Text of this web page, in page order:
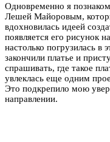
Одновременно я
Лешей Майоровым,
вдохновилась идеей
появляется его рисунок
настолько погрузилась в
закончили платье и
спрашивать, где такое
увлеклась еще одним
Это подкрепило мою
направлении.